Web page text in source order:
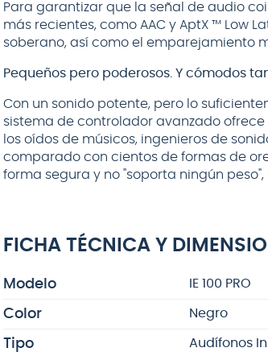
Para garantizar que la señal de audio
más recientes, como AAC y AptX ™ Low
soberano, así como el emparejamiento
Pequeños pero poderosos. Y cómodos
Con un sonido potente, pero lo
sistema de controlador avanzado
los oídos de músicos, ingenieros de
comparado con cientos de formas de
forma segura y no "soporta ningún
FICHA TÉCNICA Y
Modelo IE 100 PRO
Color Negro
Tipo Audífonos